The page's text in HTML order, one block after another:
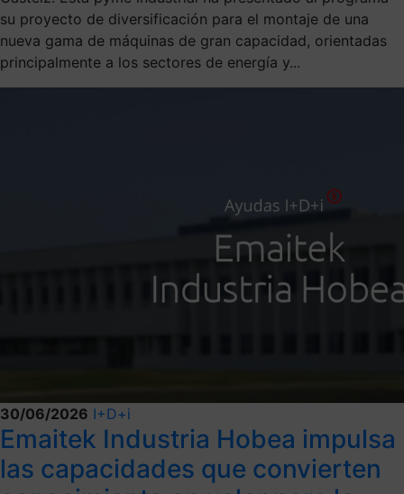
su proyecto de diversificación para el montaje de una
nueva gama de máquinas de gran capacidad, orientadas
principalmente a los sectores de energía y...
30/06/2026 I+D+i
Emaitek Industria Hobea impulsa
las capacidades que convierten